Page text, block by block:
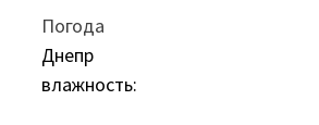
Погода
Днепр
влажность: